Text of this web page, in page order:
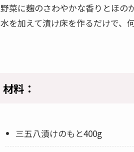
野菜に麹のさわやかな香りとほの
水を加えて漬け床を作るだけで、
材料：
三五八漬けのもと400g